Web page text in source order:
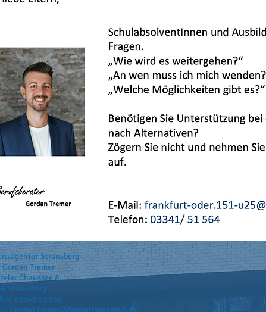
Strausberg
Gordan Tremer
Chaussee 8
Strausberg
03341-51 564
Gordan.Tremer2@arbeitsagentur.de